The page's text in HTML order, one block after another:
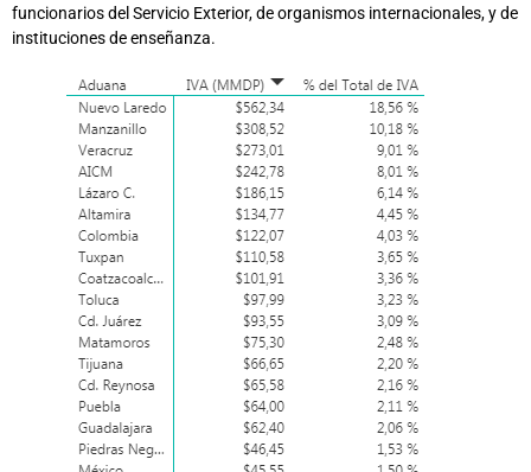
funcionarios del Servicio Exterior, de organismos internacionales, y de
instituciones de enseñanza.